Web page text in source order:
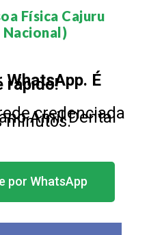
Física Cajuru
É
rápido!
credenciada
Amil Dental
minutos.
por WhatsApp